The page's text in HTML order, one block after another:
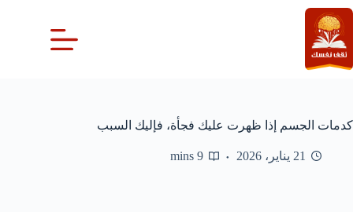
التجاوز
إلى
المحتوى
كدمات الجسم إذا ظهرت عليك فجأة، فإليك السبب
21 يناير، 2026 9 mins